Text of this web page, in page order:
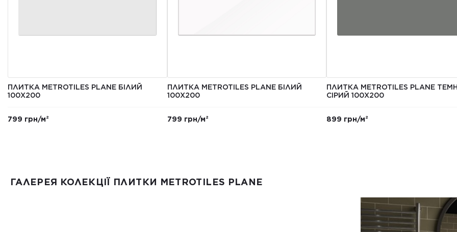
ПЛИТКА METROTILES PLANE БІЛИЙ
100X200
799 грн/м²
ПЛИТКА METROTILES PLANE БІЛИЙ
100X200
799 грн/м²
ПЛИТКА METROTILES PLANE
СІРИЙ 100X200
899 грн/м²
ГАЛЕРЕЯ КОЛЕКЦІЇ ПЛИТКИ METROTILES PLANE